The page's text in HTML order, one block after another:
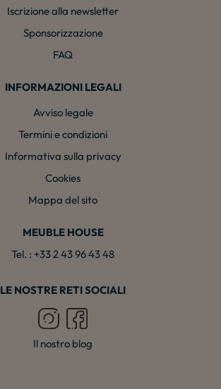
Iscrizione alla newsletter
Sponsorizzazione
FAQ
INFORMAZIONI LEGALI
Avviso legale
Termini e condizioni
Informativa sulla privacy
Cookies
Mappa del sito
MEUBLE HOUSE
Tel. : +33 2 43 96 43 48
LE NOSTRE RETI SOCIALI
Il nostro blog